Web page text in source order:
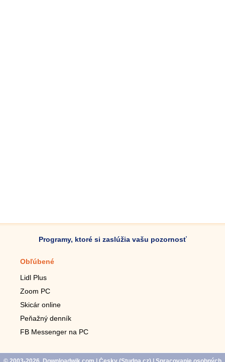
Programy, ktoré si zaslúžia vašu pozornosť
Obľúbené
Lidl Plus
Zoom PC
Skicár online
Peňažný denník
FB Messenger na PC